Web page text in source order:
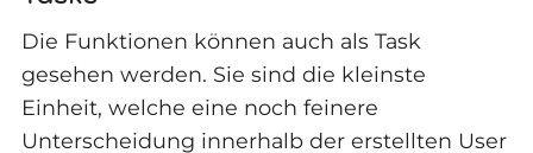
Die Funktionen können auch als Task
gesehen werden. Sie sind die kleinste
Einheit, welche eine noch feinere
Unterscheidung innerhalb der erstellten User